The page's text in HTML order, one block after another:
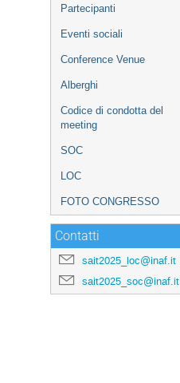
Partecipanti
Eventi sociali
Conference Venue
Alberghi
Codice di condotta del
meeting
SOC
LOC
FOTO CONGRESSO
Contatti
sait2025_loc@inaf.it
sait2025_soc@inaf.it